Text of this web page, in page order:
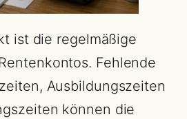
ist die regelmäßige
Fehlende
Ausbildungszeiten
können die